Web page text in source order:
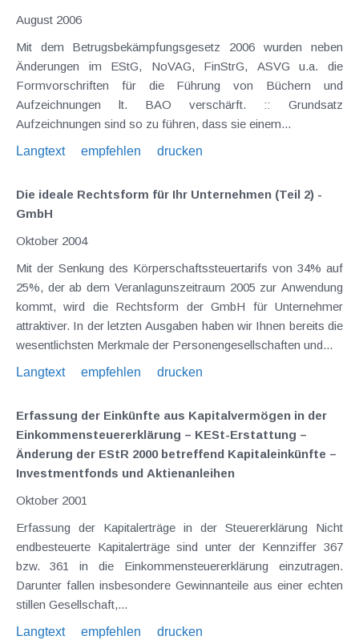
August 2006
Mit dem Betrugsbekämpfungsgesetz 2006 wurden neben
Änderungen im EStG, NoVAG, FinStrG, ASVG u.a. die
Formvorschriften für die Führung von Büchern und
Aufzeichnungen lt. BAO verschärft. :: Grundsatz
Aufzeichnungen sind so zu führen, dass sie einem...
Langtext
empfehlen drucken
Die ideale Rechtsform für Ihr Unternehmen (Teil 2) -
GmbH
Oktober 2004
Mit der Senkung des Körperschaftssteuertarifs von 34% auf
25%, der ab dem Veranlagunszeitraum 2005 zur Anwendung
kommt, wird die Rechtsform der GmbH für Unternehmer
attraktiver. In der letzten Ausgaben haben wir Ihnen bereits die
wesentlichsten Merkmale der Personengesellschaften und...
Langtext
empfehlen drucken
Erfassung der Einkünfte aus Kapitalvermögen in der
Einkommensteuererklärung – KESt-Erstattung –
Änderung der EStR 2000 betreffend Kapitaleinkünfte –
Investmentfonds und Aktienanleihen
Oktober 2001
Erfassung der Kapitalerträge in der Steuererklärung Nicht
endbesteuerte Kapitalerträge sind unter der Kennziffer 367
bzw. 361 in die Einkommensteuererklärung einzutragen.
Darunter fallen insbesondere Gewinnanteile aus einer echten
stillen Gesellschaft,...
Langtext
empfehlen drucken